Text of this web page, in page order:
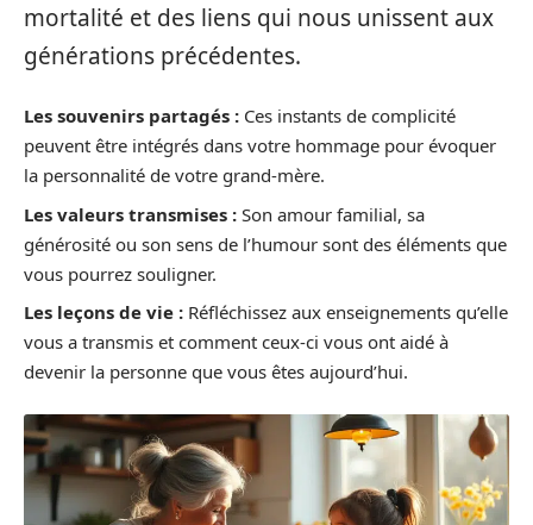
mortalité et des liens qui nous unissent aux
générations précédentes.
Les souvenirs partagés : Ces instants de complicité
peuvent être intégrés dans votre hommage pour évoquer
la personnalité de votre grand-mère.
Les valeurs transmises : Son amour familial, sa
générosité ou son sens de l’humour sont des éléments que
vous pourrez souligner.
Les leçons de vie : Réfléchissez aux enseignements qu’elle
vous a transmis et comment ceux-ci vous ont aidé à
devenir la personne que vous êtes aujourd’hui.